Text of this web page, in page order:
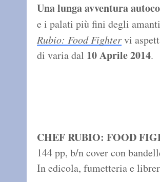
Una lunga avventura
e i palati più fini degli
Rubio: Food Fightervi
di varia dal 10 Aprile 2014.
CHEF RUBIO: FOOD
144 pp, b/n covercon
In edicola, fumetteria e